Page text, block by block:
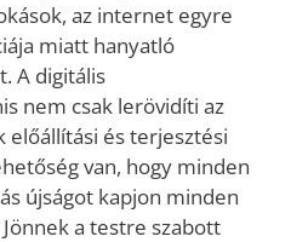
az internet egyre
miatt hanyatló
A digitális
nem csak lerövidíti az
előállítási és terjesztési
van, hogy minden
újságot kapjon minden
a testre szabott